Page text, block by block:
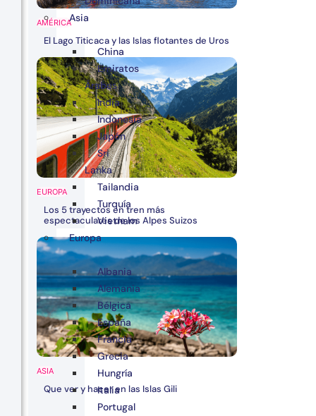
AMÉRICA
El Lago Titicaca y las Islas flotantes de Uros
EUROPA
Los 5 trayectos en tren más
espectaculares de los Alpes Suizos
ASIA
Que ver y hacer en las Islas Gili
Asia
China
Emiratos
Árabes
India
Indonesia
Japón
Sri
Lanka
Tailandia
Turquía
Vietnam
Europa
Albania
Alemania
Bélgica
España
Francia
Grecia
Hungría
Italia
Portugal